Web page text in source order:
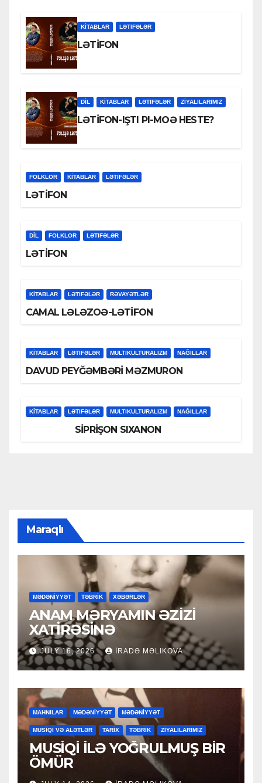
KİTABLAR LƏTIFƏLƏR
LƏTİFON
DİL KİTABLAR LƏTIFƏLƏR ZİYALILARIMIZ
LƏTİFON-IŞTI PI-MOƏ HESTE?
FOLKLOR KİTABLAR LƏTIFƏLƏR
LƏTİFON
DİL FOLKLOR LƏTIFƏLƏR
LƏTİFON
KİTABLAR LƏTIFƏLƏR RƏVAYƏTLƏR
CAMAL LƏLƏZOƏ-LƏTİFON
KİTABLAR LƏTIFƏLƏR MULTIKULTURALIZM NAĞILLAR
DAVUD PEYĞƏMBƏRİ MƏZMURON
KİTABLAR LƏTIFƏLƏR MULTIKULTURALIZM NAĞILLAR
SİPRİŞON SIXANON
Maraqlı
MƏDƏNİYYƏT TƏBRİK XƏBƏRLƏR
ANAM MƏRYAMIN ƏZİZİ
XATİRƏSİNƏ
JULY 16, 2026 İRADƏ MƏLIKOVA
MAHNILAR MƏDƏNİYYƏT MƏDƏNİYYƏT
MUSİQİ VƏ ALƏTLƏR TARİX TƏBRİK ZİYALILARIMIZ
MUSİQİ İLƏ YOĞRULMUŞ BİR
ÖMÜR